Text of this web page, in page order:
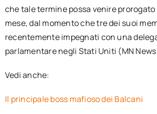
che tale termine possa venire prorogato
mese, dal momento che tre dei suoi
recentemente impegnati con una
parlamentare negli Stati Uniti (MN
Vedi anche:
Il principale boss mafioso dei Balcani